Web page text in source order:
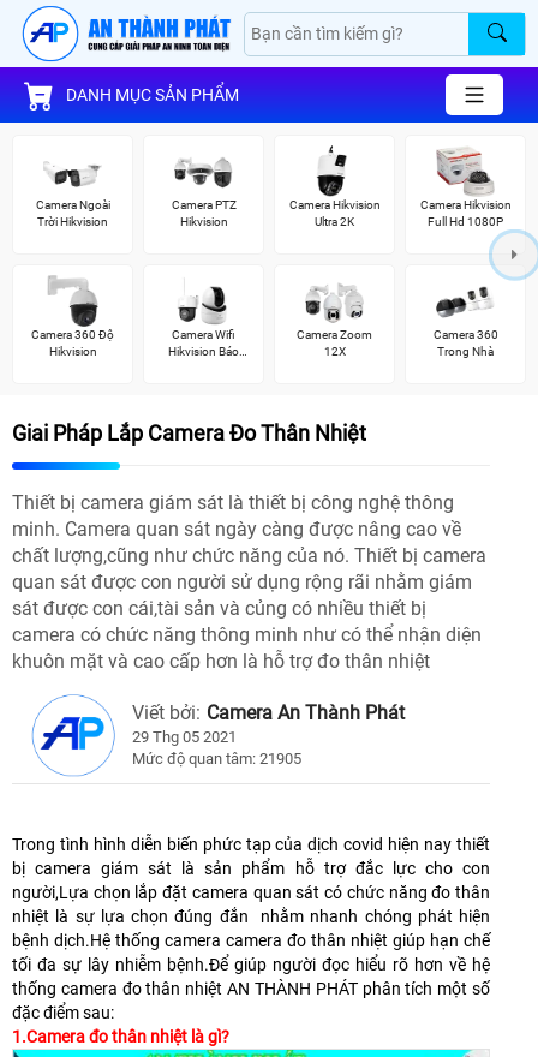
DANH MỤC SẢN PHẨM
Camera Ngoài
Trời Hikvision
Camera PTZ
Hikvision
Camera Hikvision
Ultra 2K
Camera Hikvision
Full Hd 1080P
Camera 360 Độ
Hikvision
Camera Wifi
Hikvision Báo
Camera Zoom
12X
Camera 360
Trong Nhà
Giai Pháp Lắp Camera Đo Thân Nhiệt
Thiết bị camera giám sát là thiết bị công nghệ thông
minh. Camera quan sát ngày càng được nâng cao về
chất lượng,cũng như chức năng của nó. Thiết bị camera
quan sát được con người sử dụng rộng rãi nhằm giám
sát được con cái,tài sản và củng có nhiều thiết bị
camera có chức năng thông minh như có thể nhận diện
khuôn mặt và cao cấp hơn là hỗ trợ đo thân nhiệt
Viết bởi: Camera An Thành Phát
29 Thg 05 2021
Mức độ quan tâm: 21905
Trong tình hình diễn biến phức tạp của dịch covid hiện nay thiết
bị camera giám sát là sản phẩm hỗ trợ đắc lực cho con
người,Lựa chọn lắp đặt camera quan sát có chức năng đo thân
nhiệt là sự lựa chọn đúng đắn nhằm nhanh chóng phát hiện
bệnh dịch.Hệ thống camera camera đo thân nhiệt giúp hạn chế
tối đa sự lây nhiễm bệnh.Để giúp người đọc hiểu rõ hơn về hệ
thống camera đo thân nhiệt AN THÀNH PHÁT phân tích một số
đặc điểm sau:
1.Camera đo thân nhiệt là gì?